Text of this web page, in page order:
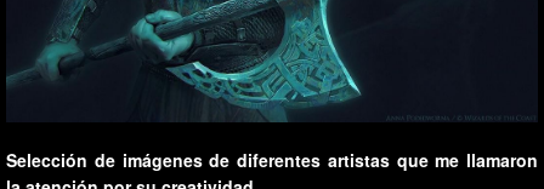
Selección de imágenes de diferentes artistas que me llamaron